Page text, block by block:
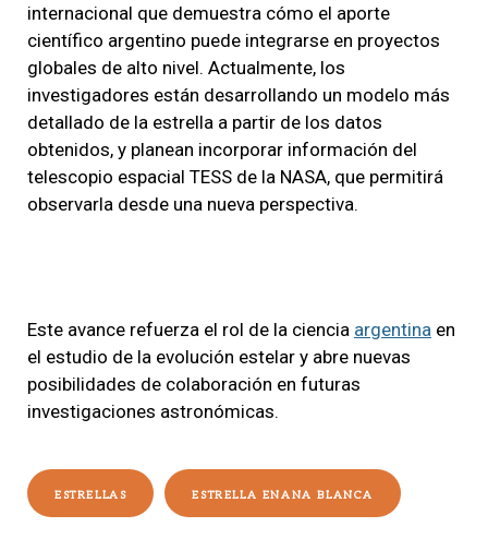
internacional que demuestra cómo el aporte
científico argentino puede integrarse en proyectos
globales de alto nivel. Actualmente, los
investigadores están desarrollando un modelo más
detallado de la estrella a partir de los datos
obtenidos, y planean incorporar información del
telescopio espacial TESS de la NASA, que permitirá
observarla desde una nueva perspectiva.
Este avance refuerza el rol de la ciencia argentina en
el estudio de la evolución estelar y abre nuevas
posibilidades de colaboración en futuras
investigaciones astronómicas.
ESTRELLAS ESTRELLA ENANA BLANCA